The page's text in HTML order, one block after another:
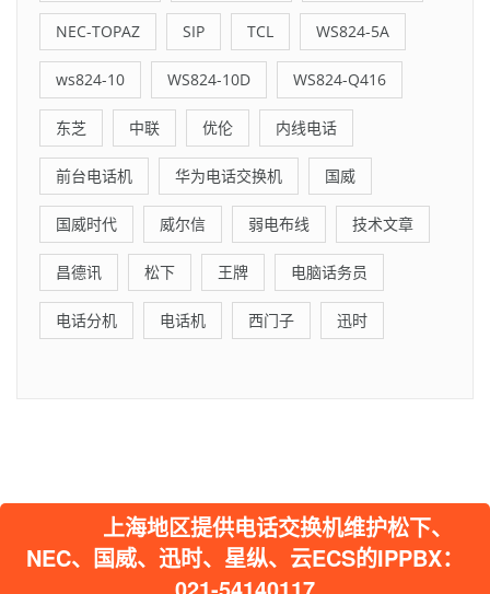
NEC-TOPAZ SIP TCL WS824-5A
ws824-10 WS824-10D WS824-Q416
东芝 中联 优伦 内线电话
前台电话机 华为电话交换机 国威
国威时代 威尔信 弱电布线 技术文章
昌德讯 松下 王牌 电脑话务员
电话分机 电话机 西门子 迅时
上海地区提供电话交换机维护松下、
NEC、国威、迅时、星纵、云ECS的IPPBX：
021-54140117